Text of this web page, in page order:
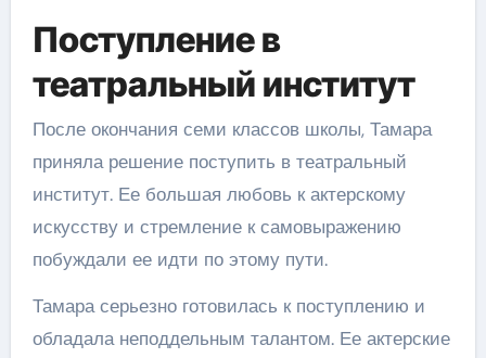
Поступление в
театральный институт
После окончания семи классов школы, Тамара
приняла решение поступить в театральный
институт. Ее большая любовь к актерскому
искусству и стремление к самовыражению
побуждали ее идти по этому пути.
Тамара серьезно готовилась к поступлению и
обладала неподдельным талантом. Ее актерские